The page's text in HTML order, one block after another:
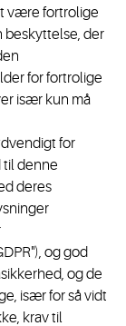
være fortrolige
beskyttelse, der
for fortrolige
især kun må
for
til denne
deres
og god
og de
især for så vidt
krav til